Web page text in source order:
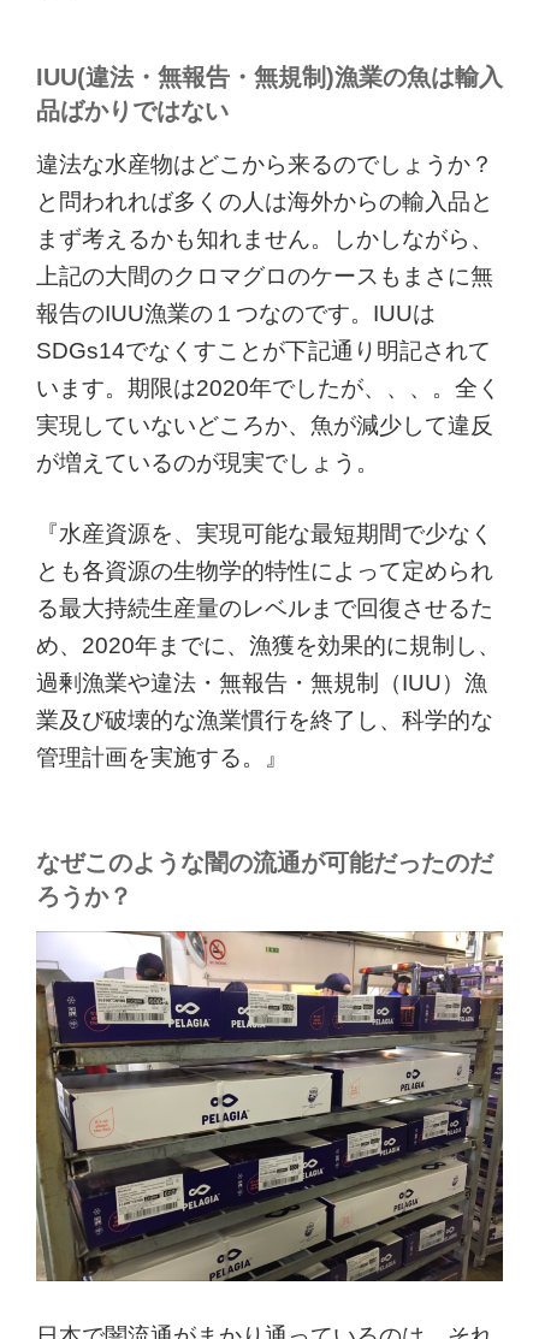
IUU(違法・無報告・無規制)漁業の魚は輸入
品ばかりではない
違法な水産物はどこから来るのでしょうか？
と問われれば多くの人は海外からの輸入品と
まず考えるかも知れません。しかしながら、
上記の大間のクロマグロのケースもまさに無
報告のIUU漁業の１つなのです。IUUは
SDGs14でなくすことが下記通り明記されて
います。期限は2020年でしたが、、、。全く
実現していないどころか、魚が減少して違反
が増えているのが現実でしょう。
『水産資源を、実現可能な最短期間で少なく
とも各資源の生物学的特性によって定められ
る最大持続生産量のレベルまで回復させるた
め、2020年までに、漁獲を効果的に規制し、
過剰漁業や違法・無報告・無規制（IUU）漁
業及び破壊的な漁業慣行を終了し、科学的な
管理計画を実施する。』
なぜこのような闇の流通が可能だったのだ
ろうか？